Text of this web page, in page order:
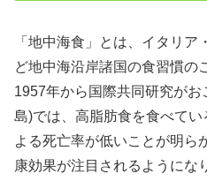
「地中海食」とは、イタリ
ど地中海沿岸諸国の食習慣の
1957年から国際共同研究が
島)では、高脂肪食を食べて
よる死亡率が低いことが明ら
康効果が注目されるようにな